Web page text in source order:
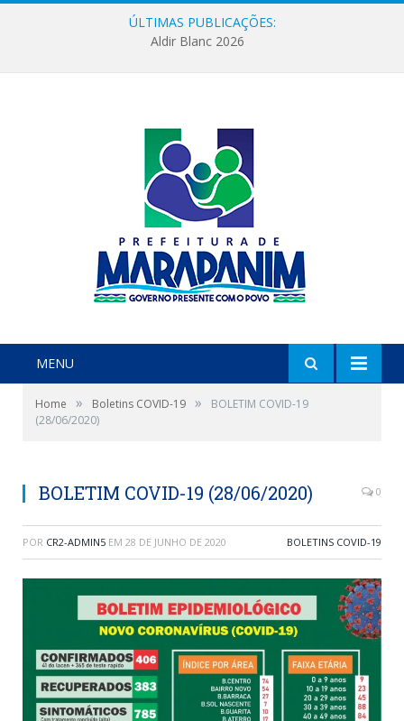
ÚLTIMAS PUBLICAÇÕES:
Aldir Blanc 2026
MENU
Home » Boletins COVID-19 »
BOLETIM COVID-19
(28/06/2020)
BOLETIM COVID-19 (28/06/2020) 0
POR CR2-ADMIN5 EM 28 DE JUNHO DE 2020 BOLETINS COVID-19